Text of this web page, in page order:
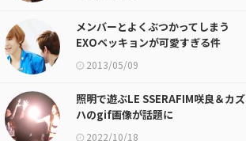
メンバーとよくぶつかってしまう
EXOベッキョンが可愛すぎる件
2013/05/09
照明で遊ぶLE SSERAFIM咲良＆カズ
ハのgif画像が話題に
2022/10/18